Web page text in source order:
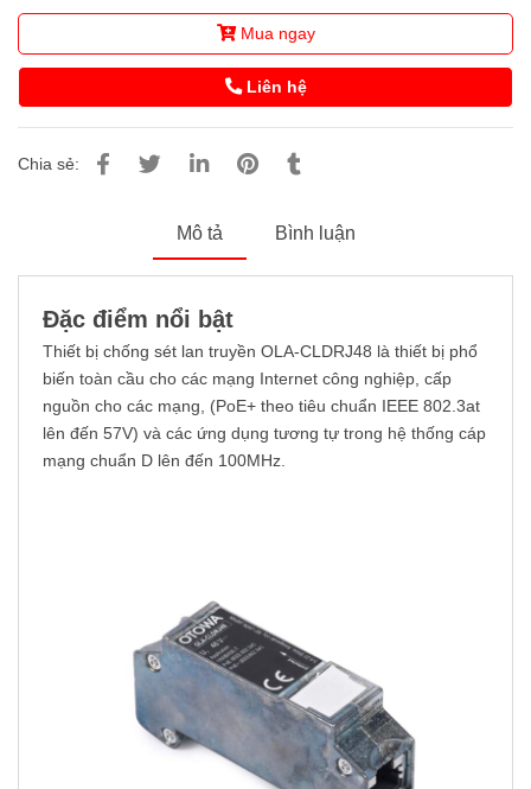
Mua ngay
Liên hệ
Chia sẻ:
Mô tả Bình luận
Đặc điểm nổi bật
Thiết bị chống sét lan truyền OLA-CLDRJ48 là thiết bị phổ
biến toàn cầu cho các mạng Internet công nghiệp, cấp
nguồn cho các mạng, (PoE+ theo tiêu chuẩn IEEE 802.3at
lên đến 57V) và các ứng dụng tương tự trong hệ thống cáp
mạng chuẩn D lên đến 100MHz.